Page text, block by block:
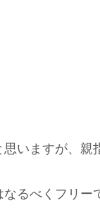
いますが、
るべくフリー